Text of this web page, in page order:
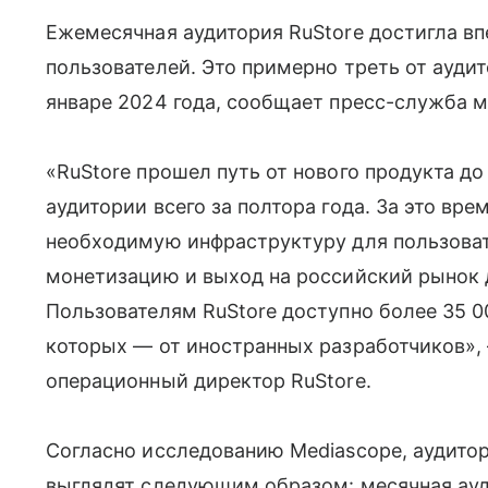
Ежемесячная аудитория RuStore достигла
пользователей. Это примерно треть от
январе 2024 года, сообщает пресс-служба
«RuStore прошел путь от нового продукта
аудитории всего за полтора года. За это
необходимую инфраструктуру для
монетизацию и выход на российский рынок
Пользователям RuStore доступно более 35
которых — от иностранных
операционный директор RuStore.
Согласно исследованию Mediascope,